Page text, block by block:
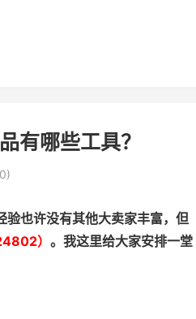
有哪些工具？
验也许没有其他大卖家丰富，但
） 。我这里给大家安排一堂